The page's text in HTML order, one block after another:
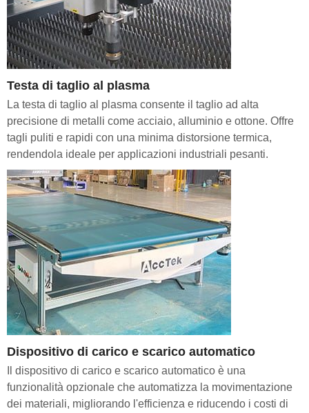
Testa di taglio al plasma
La testa di taglio al plasma consente il taglio ad alta
precisione di metalli come acciaio, alluminio e ottone. Offre
tagli puliti e rapidi con una minima distorsione termica,
rendendola ideale per applicazioni industriali pesanti.
Dispositivo di carico e scarico automatico
Il dispositivo di carico e scarico automatico è una
funzionalità opzionale che automatizza la movimentazione
dei materiali, migliorando l'efficienza e riducendo i costi di